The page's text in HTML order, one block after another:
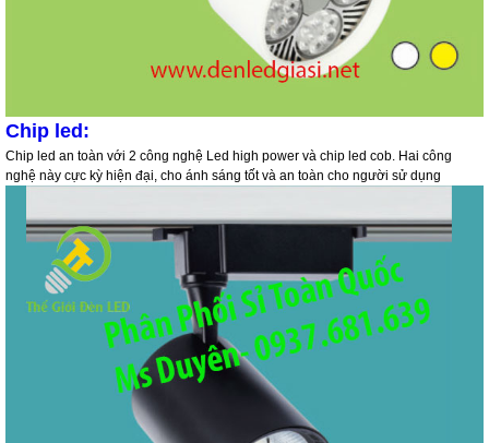
Chip led:
Chip led an toàn với 2 công nghệ Led high power và chip led cob. Hai công
nghệ này cực kỳ hiện đại, cho ánh sáng tốt và an toàn cho người sử dụng